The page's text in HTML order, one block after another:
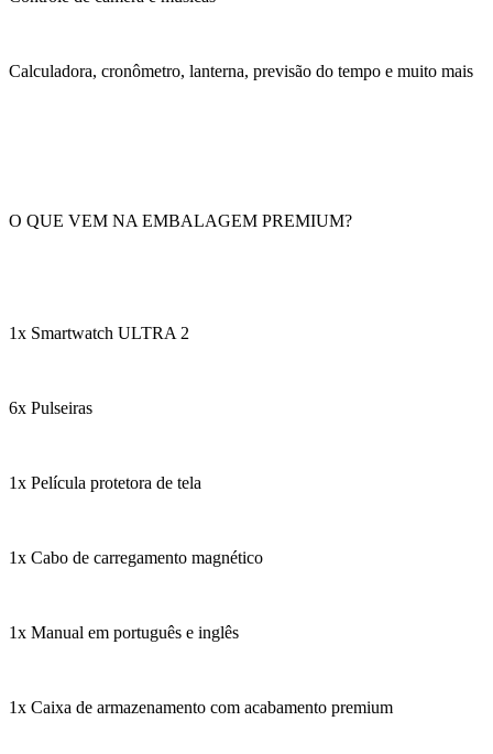
Calculadora, cronômetro, lanterna, previsão do tempo e muito mais
O QUE VEM NA EMBALAGEM PREMIUM?
1x Smartwatch ULTRA 2
6x Pulseiras
1x Película protetora de tela
1x Cabo de carregamento magnético
1x Manual em português e inglês
1x Caixa de armazenamento com acabamento premium